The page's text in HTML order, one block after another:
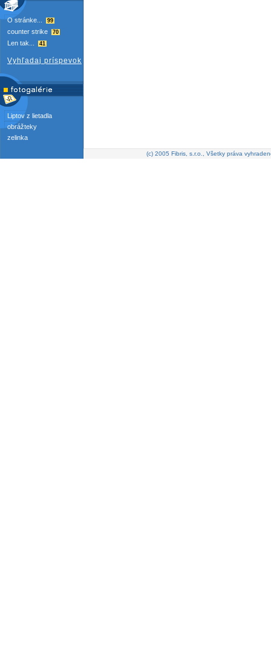
O stránke... 99
counter strike 70
Len tak... 41
Vyhľadaj príspevok
Liptov z lietadla
obrážteky
zelinka
(c) 2005 Fibris, s.r.o., Všetky práva